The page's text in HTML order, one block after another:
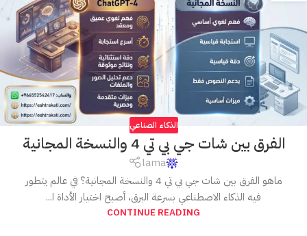
الذكاء الصناعي
الفرق بين شات جي بي تي 4 والنسخة المجانية
lama
ماهو الفرق بين شات جي بي تي 4 والنسخة المجانية؟ في عالم يتطور
فيه الذكاء الاصطناعي بسرعة البرق، أصبح اختيار الأداة ا...
CONTINUE READING